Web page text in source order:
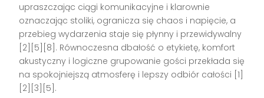
upraszczając ciągi komunikacyjne i klarownie
oznaczając stoliki, ogranicza się chaos i napięcie, a
przebieg wydarzenia staje się płynny i przewidywalny
[2][5][8]. Równoczesna dbałość o etykietę, komfort
akustyczny i logiczne grupowanie gości przekłada się
na spokojniejszą atmosferę i lepszy odbiór całości [1]
[2][3][5].